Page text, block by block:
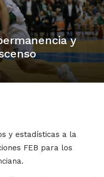
y
y estadísticas a la
FEB para los